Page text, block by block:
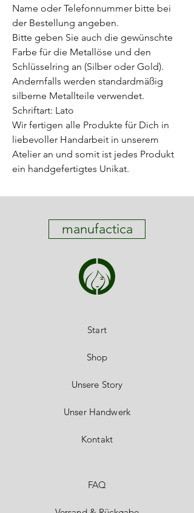
Name oder Telefonnummer bitte bei
der Bestellung angeben.
Bitte geben Sie auch die gewünschte
Farbe für die Metallöse und den
Schlüsselring an (Silber oder Gold).
Andernfalls werden standardmäßig
silberne Metallteile verwendet.
Schriftart: Lato
Wir fertigen alle Produkte für Dich in
liebevoller Handarbeit in unserem
Atelier an und somit ist jedes Produkt
ein handgefertigtes Unikat.
manufactica
Start
Shop
Unsere Story
Unser Handwerk
Kontakt
FAQ